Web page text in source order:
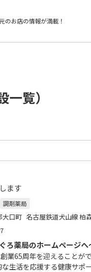
のお店の情報が満載！
覧）
ます
調剤薬局
大口町 名古屋鉄道犬山線 柏
ろ薬局のホームページへ
業65周年を迎えることが
生活を応援する健康サポ